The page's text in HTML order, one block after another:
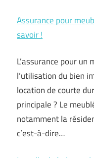
Assurance pour
savoir !
L’assurance pour un
l’utilisation du bien
location de courte
principale ? Le
notamment la
c’est-à-dire…